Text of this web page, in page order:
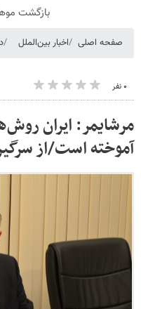
بازگشت
صفحه اصلی اخبار بین‌الملل
۰ نفر
مرشایمر: ایران
آموخته است/از